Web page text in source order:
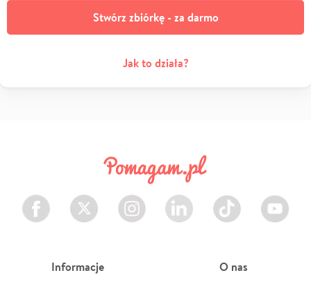
Stwórz zbiórkę - za darmo
Jak to działa?
Facebook Twitter Instagram LinkedIn TikTok Youtube
Informacje O nas